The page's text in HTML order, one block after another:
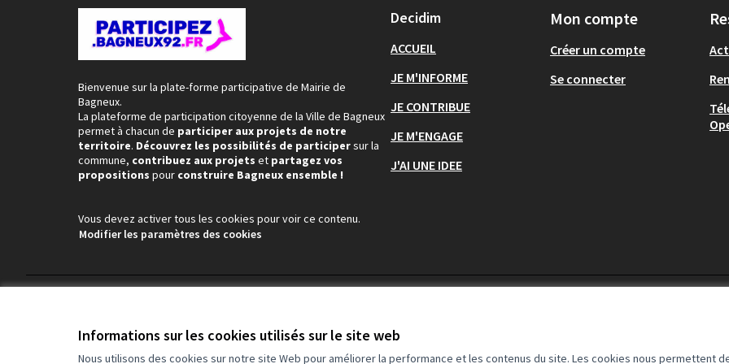
Informations sur les cookies utilisés sur le site web
Nous utilisons des cookies sur notre site Web pour améliorer la performance et les contenus du site. Les cookies nous permettent
Bienvenue sur la plate-forme participative de Mairie de
Bagneux.
La plateforme de participation citoyenne de la Ville de Bagneux
permet à chacun de participer aux projets de notre
territoire. Découvrez les possibilités de participersur la
commune, contribuez aux projets et partagez vos
propositions pour construire Bagneux ensemble !
Vous devez activer tous les cookies pour voir ce contenu.
Modifier les paramètres des cookies
Decidim
ACCUEIL
JE M'INFORME
JE CONTRIBUE
JE M'ENGAGE
J'AI UNE IDEE
Mon compte
Créer un compte
Se connecter